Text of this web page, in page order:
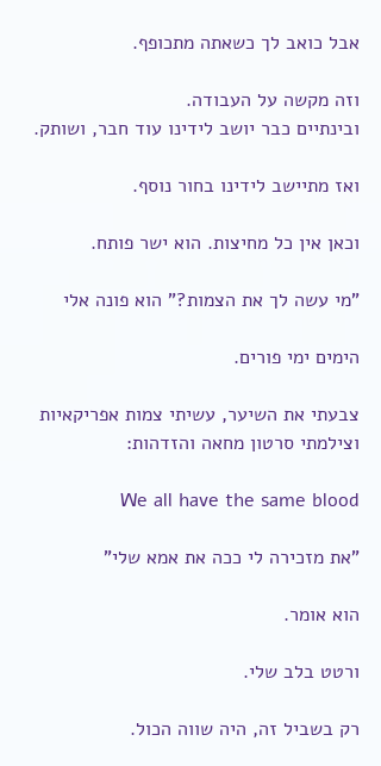
אבל כואב לך כשאתה מתכופף.
וזה מקשה על העבודה.
ובינתיים כבר יושב לידינו עוד חבר, ושותק.
ואז מתיישב לידינו בחור נוסף.
וכאן אין כל מחיצות. הוא ישר פותח.
"מי עשה לך את הצמות?" הוא פונה אלי
הימים ימי פורים.
צבעתי את השיער, עשיתי צמות אפריקאיות
וצילמתי סרטון מחאה והזדהות:
We all have the same blood
"את מזכירה לי ככה את אמא שלי"
הוא אומר.
ורטט בלב שלי.
רק בשביל זה, היה שווה הכול.